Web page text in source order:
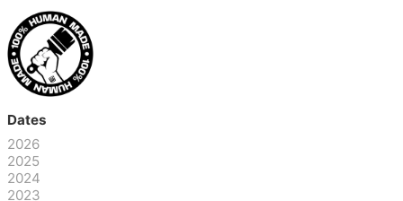
Dates
2026
2025
2024
2023